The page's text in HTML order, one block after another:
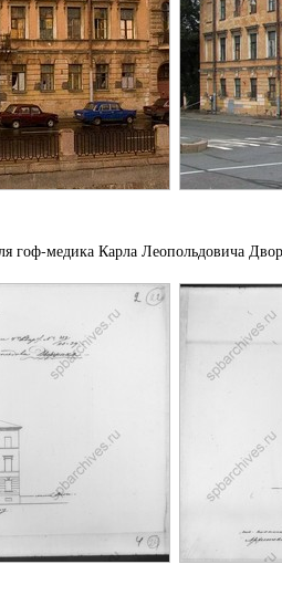
гоф-медика Карла Леопольдовича